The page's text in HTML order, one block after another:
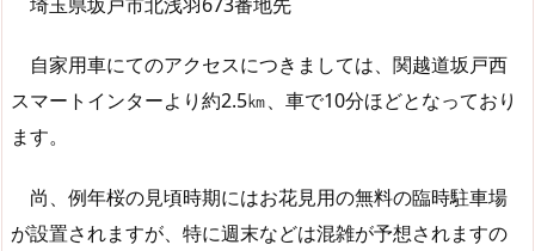
自家用車にてのアクセスにつきましては、関越道坂戸西
スマートインターより約2.5㎞、車で10分ほどとなっており
ます。
尚、例年桜の見頃時期にはお花見用の無料の臨時駐車場
が設置されますが、特に週末などは混雑が予想されますの